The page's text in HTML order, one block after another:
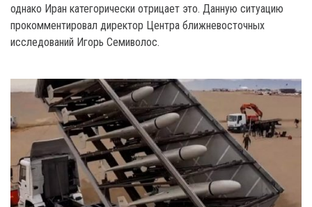
однако Иран категорически отрицает это. Данную ситуацию
прокомментировал директор Центра ближневосточных
исследований Игорь Семиволос.